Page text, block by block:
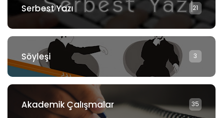
Serbest Yazı 21
Söyleşi 3
Akademik Çalışmalar 35